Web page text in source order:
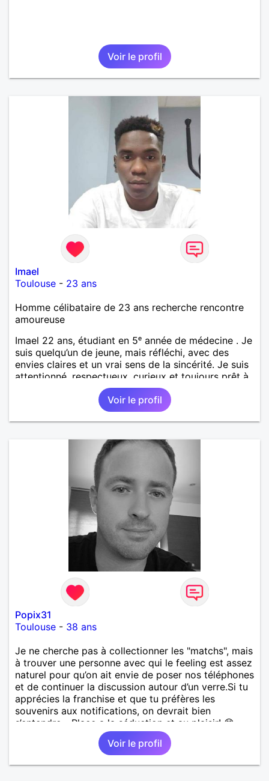
Voir le profil
Imael
Toulouse - 23 ans
Homme célibataire de 23 ans recherche rencontre
amoureuse
Imael 22 ans, étudiant en 5ᵉ année de médecine . Je
suis quelqu’un de jeune, mais réfléchi, avec des
envies claires et un vrai sens de la sincérité. Je suis
attentionné, respectueux, curieux et toujours prêt à
écouter. J’aime les discussions profondes, les
moments simples qui restent en mémoire, et j’ai un
vrai sens de l’humour qui détend les situations. Je
suis attiré par les femmes mûres, celles qui ont de
naturelle. J’admire leur force tranquille, leur capacité
à aimer avec sincérité, et ce charme que seule la
maturité sait donner. Je cherche une relation basée
sur la complicité, le respect et la vraie connexion,
sans faux-semblants.
Voir le profil
Popix31
Toulouse - 38 ans
​Je ne cherche pas à collectionner les "matchs", mais
à trouver une personne avec qui le feeling est assez
naturel pour qu’on ait envie de poser nos téléphones
et de continuer la discussion autour d’un verre. ​Si tu
apprécies la franchise et que tu préfères les
souvenirs aux notifications, on devrait bien
s’entendre... Place a la séduction et au plaisir! 😊
Voir le profil